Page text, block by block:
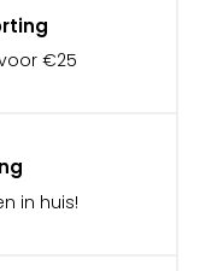
€25
in huis!